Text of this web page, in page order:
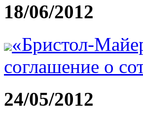
18/06/2012
«Бристол-
соглашение о
24/05/2012